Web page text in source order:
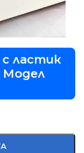
ластик
Модел